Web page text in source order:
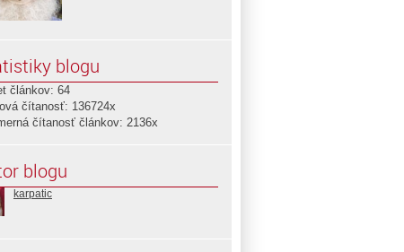
blogu
článkov: 64
čítanosť: 136724x
čítanosť článkov: 2136x
blogu
karpatic